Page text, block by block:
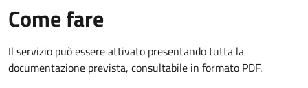
Come fare
Il servizio può essere attivato presentando tutta la
documentazione prevista, consultabile in formato PDF.